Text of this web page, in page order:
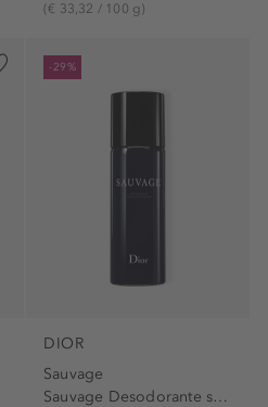
(€ 33,32 / 100 g)
-29%
DIOR
Sauvage
Sauvage Desodorante spray